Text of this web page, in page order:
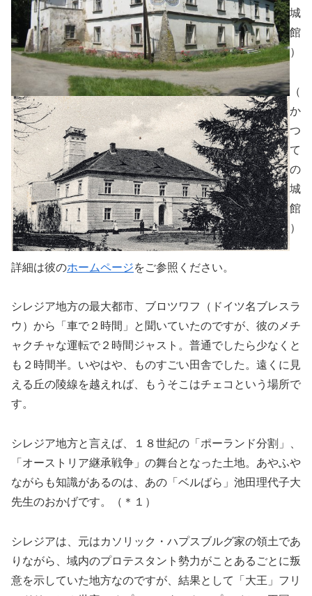
城
館
）
（
か
つ
て
の
城
館
）
詳細は彼のホームページをご参照ください。
シレジア地方の最大都市、ブロツワフ（ドイツ名ブレスラ
ウ）から「車で２時間」と聞いていたのですが、彼のメチ
ャクチャな運転で２時間ジャスト。普通でしたら少なくと
も２時間半。いやはや、ものすごい田舎でした。遠くに見
える丘の陵線を越えれば、もうそこはチェコという場所で
す。
シレジア地方と言えば、１８世紀の「ポーランド分割」、
「オーストリア継承戦争」の舞台となった土地。あやふや
ながらも知識があるのは、あの「ベルばら」池田理代子大
先生のおかげです。（＊１）
シレジアは、元はカソリック・ハプスブルグ家の領土であ
りながら、域内のプロテスタント勢力がことあるごとに叛
意を示していた地方なのですが、結果として「大王」フリ